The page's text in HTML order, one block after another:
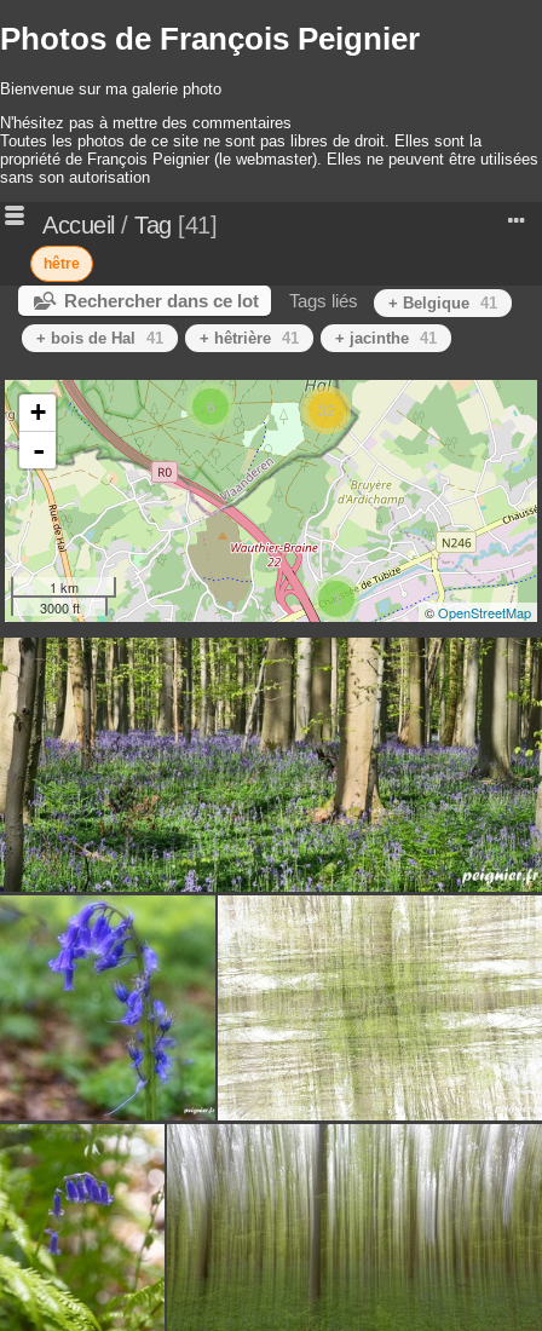
Photos de François Peignier
Bienvenue sur ma galerie photo
N'hésitez pas à mettre des commentaires
Toutes les photos de ce site ne sont pas libres de droit. Elles sont la
propriété de François Peignier (le webmaster). Elles ne peuvent être utilisées
sans son autorisation
Accueil / Tag 41
hêtre
Rechercher dans ce lot Tags liés + Belgique 41
+ bois de Hal
41 + hêtrière 41 + jacinthe 41
3
6 32
+
-
1 km
3000 ft
©OpenStreetMap